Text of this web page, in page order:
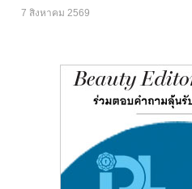
7 สิงหาคม 2569